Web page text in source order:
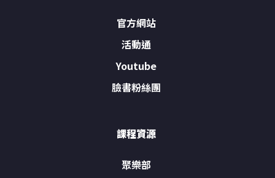
官方網站
活動通
Youtube
臉書粉絲團
課程資源
聚樂部